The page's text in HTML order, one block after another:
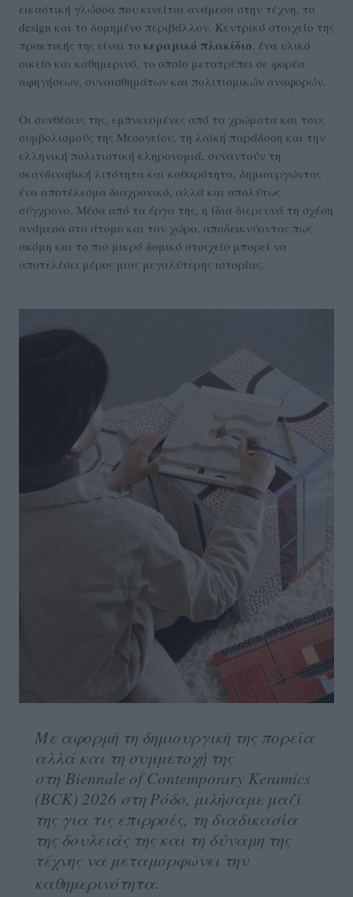
εικαστική γλώσσα που κινείται ανάμεσα στην τέχνη, το
design και το δομημένο περιβάλλον. Κεντρικό στοιχείο της
πρακτικής της είναι το κεραμικό πλακίδιο, ένα υλικό
οικείο και καθημερινό, το οποίο μετατρέπει σε φορέα
αφηγήσεων, συναισθημάτων και πολιτισμικών αναφορών.
Οι συνθέσεις της, εμπνευσμένες από τα χρώματα και τους
συμβολισμούς της Μεσογείου, τη λαϊκή παράδοση και την
ελληνική πολιτιστική κληρονομιά, συναντούν τη
σκανδιναβική λιτότητα και καθαρότητα, δημιουργώντας
ένα αποτέλεσμα διαχρονικό, αλλά και απολύτως
σύγχρονο. Μέσα από τα έργα της, η ίδια διερευνά τη σχέση
ανάμεσα στο άτομο και τον χώρο, αποδεικνύοντας πως
ακόμη και το πιο μικρό δομικό στοιχείο μπορεί να
αποτελέσει μέρος μιας μεγαλύτερης ιστορίας.
Με αφορμή τη δημιουργική της πορεία
αλλά και τη συμμετοχή της
στη Biennale of Contemporary Keramics
(BCK) 2026 στη Ρόδο, μιλήσαμε μαζί
της για τις επιρροές, τη διαδικασία
της δουλειάς της και τη δύναμη της
τέχνης να μεταμορφώνει την
καθημερινότητα.